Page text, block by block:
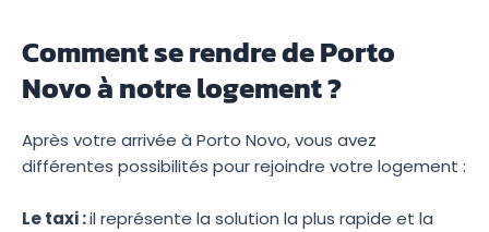
Comment se rendre de Porto
Novo à notre logement ?
Après votre arrivée à Porto Novo, vous avez
différentes possibilités pour rejoindre votre logement :
Le taxi :il représente la solution la plus rapide et la